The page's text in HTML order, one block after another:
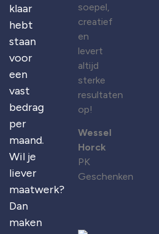
klaar
hebt
staan
voor
een
vast
bedrag
per
maand.
Wil je
liever
maatwerk?
Dan
maken
soepel,
creatief
en
levert
altijd
sterke
resultaten
op!
Wessel
Horck
PK
Geschenken